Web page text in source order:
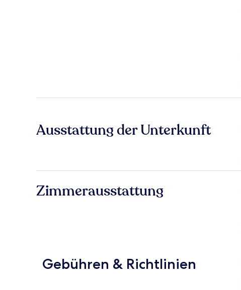
Ausstattung der Unterkunft
Zimmerausstattung
Gebühren & Richtlinien